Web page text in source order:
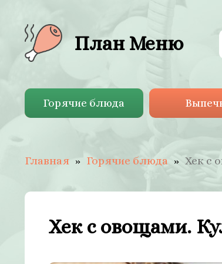
План Меню
Горячие блюда
Главная Горячие блюда Хек с
Хек с овощами.